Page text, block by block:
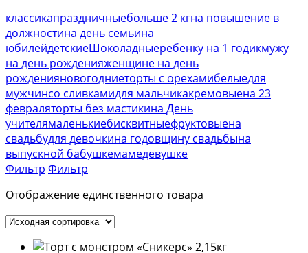
классикапраздничныебольше 2 кгна повышение в
должностина день семьина
юбилейдетскиеШоколадныеребенку на 1 годикмужу
на день рожденияженщине на день
рожденияновогодниеторты с орехамибелыедля
мужчинсо сливкамидля мальчикакремовыена 23
февраляторты без мастикина День
учителямаленькиебисквитныефруктовыена
свадьбудля девочкина годовщину свадьбына
выпускной бабушкемамедевушке
Фильтр Фильтр
Отображение единственного товара